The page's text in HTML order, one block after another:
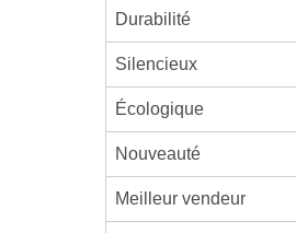
Durabilité
Silencieux
Écologique
Nouveauté
Meilleur vendeur